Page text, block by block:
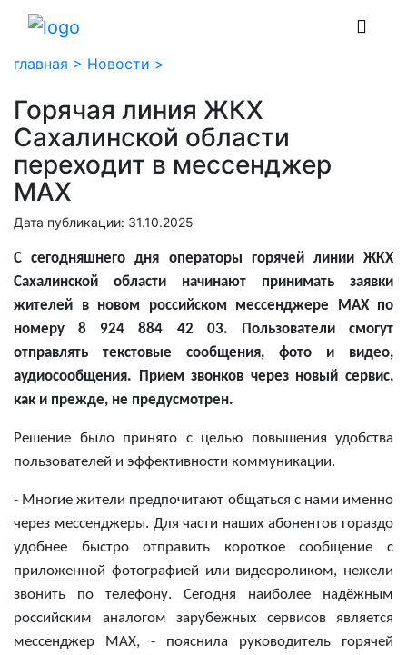
главная > Новости >
Горячая линия ЖКХ
Сахалинской области
переходит в мессенджер
MAX
Дата публикации: 31.10.2025
С сегодняшнего дня операторы горячей линии ЖКХ
Сахалинской области начинают принимать заявки
жителей в новом российском мессенджере MAX по
номеру 8 924 884 42 03. Пользователи смогут
отправлять текстовые сообщения, фото и видео,
аудиосообщения. Прием звонков через новый сервис,
как и прежде, не предусмотрен.
Решение было принято с целью повышения удобства
пользователей и эффективности коммуникации.
- Многие жители предпочитают общаться с нами именно
через мессенджеры. Для части наших абонентов гораздо
удобнее быстро отправить короткое сообщение с
приложенной фотографией или видеороликом, нежели
звонить по телефону. Сегодня наиболее надёжным
российским аналогом зарубежных сервисов является
мессенджер MAX, - пояснила руководитель горячей